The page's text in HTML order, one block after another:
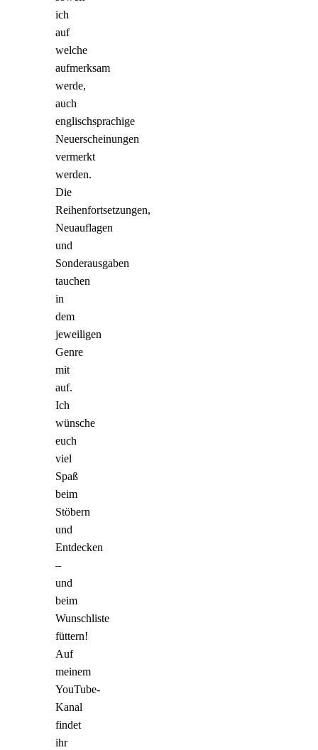
ich
auf
welche
aufmerksam
werde,
auch
englischsprachige
Neuerscheinungen
vermerkt
werden.
Die
Reihenfortsetzungen,
Neuauflagen
und
Sonderausgaben
tauchen
in
dem
jeweiligen
Genre
mit
auf.
Ich
wünsche
euch
viel
Spaß
beim
Stöbern
und
Entdecken
–
und
beim
Wunschliste
füttern!
Auf
meinem
YouTube-
Kanal
findet
ihr